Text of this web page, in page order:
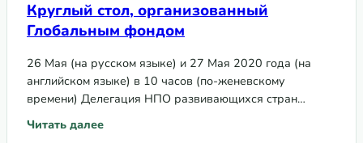
Круглый стол, организованный
Глобальным фондом
26 Мая (на русском языке) и 27 Мая 2020 года (на
английском языке) в 10 часов (по-женевскому
времени) Делегация НПО развивающихся стран
Правления Глобального фонда и Секретариат
Глобального…
Читать далее
: Круглый стол, организованный Глобальным фондом